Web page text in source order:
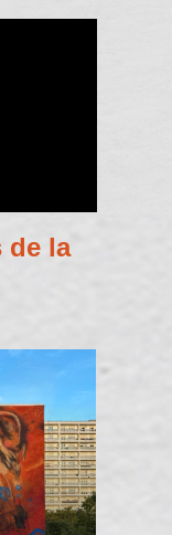
de la